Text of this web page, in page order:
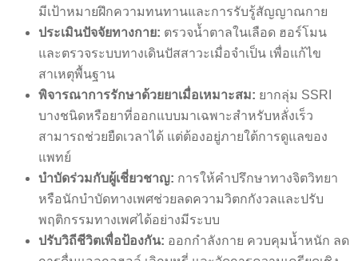
มีเป้าหมายฝึกความทนทานและการรับรู้สัญญาณกาย
ประเมินปัจจัยทางกาย: ตรวจน้ำตาลในเลือด ฮอร์โมน
และตรวจระบบทางเดินปัสสาวะเมื่อจำเป็น เพื่อแก้ไข
สาเหตุพื้นฐาน
พิจารณาการรักษาด้วยยาเมื่อเหมาะสม: ยากลุ่ม SSRI
บางชนิดหรือยาที่ออกแบบมาเฉพาะสำหรับหลั่งเร็ว
สามารถช่วยยืดเวลาได้ แต่ต้องอยู่ภายใต้การดูแลของ
แพทย์
บำบัดร่วมกับผู้เชี่ยวชาญ: การให้คำปรึกษาทางจิตวิทยา
หรือนักบำบัดทางเพศช่วยลดความวิตกกังวลและปรับ
พฤติกรรมทางเพศได้อย่างมีระบบ
ปรับวิถีชีวิตเพื่อป้องกัน: ออกกำลังกาย ควบคุมน้ำหนัก ลด